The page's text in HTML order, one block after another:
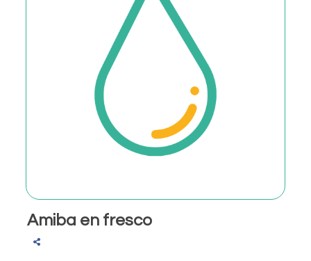
Amiba en fresco